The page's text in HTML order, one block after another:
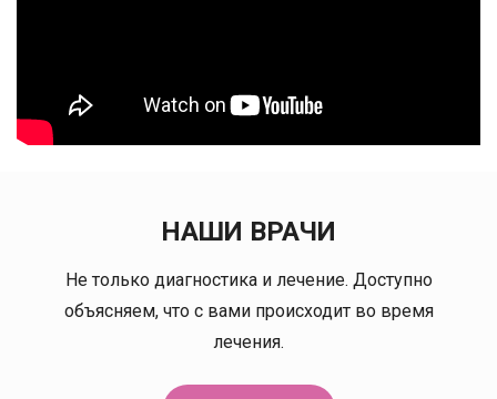
НАШИ ВРАЧИ
Не только диагностика и лечение. Доступно
объясняем, что с вами происходит во время
лечения.